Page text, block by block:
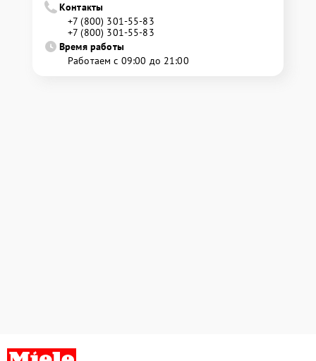
Контакты
+7 (800) 301-55-83
+7 (800) 301-55-83
Время работы
Работаем с 09:00 до 21:00